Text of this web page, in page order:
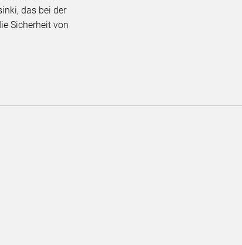
das bei der
Sicherheit von